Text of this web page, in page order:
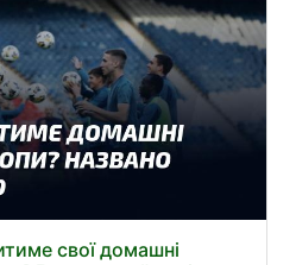
свої домашні